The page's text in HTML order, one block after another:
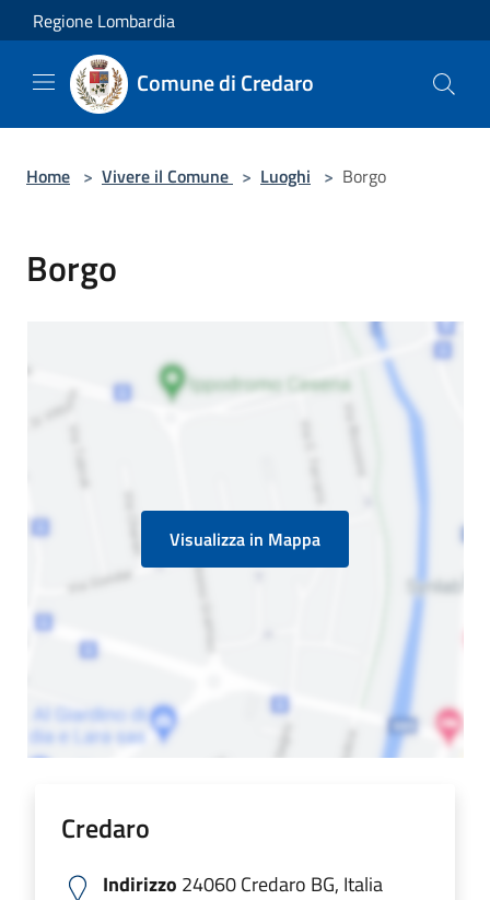
Salta al contenuto principale
Regione Lombardia
Comune di Credaro
Home > Vivere il Comune > Luoghi > Borgo
Borgo
Visualizza in Mappa
Credaro
Indirizzo 24060 Credaro BG, Italia